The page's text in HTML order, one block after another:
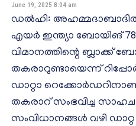
June 19, 2025 8:04 am
ഡൽഹി: അഹമ്മദാബാദിൽ
എയർ ഇന്ത്യാ ബോയിങ്
വിമാനത്തിന്റെ ബ്ലാക്ക്
തകരാറുണ്ടായെന്ന്
ഡാറ്റാ
തകരാറ് സംഭവിച്ച
സംവിധാനങ്ങൾ വഴി